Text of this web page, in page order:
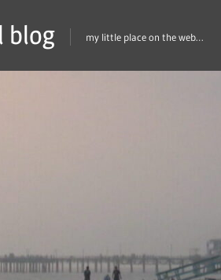
blog my little place on the web…